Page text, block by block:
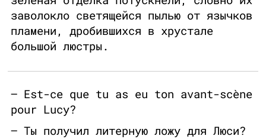
заволокло светящейся пылью от язычков
пламени, дробившихся в хрустале
большой люстры.
— Est-ce que tu as eu ton avant-scène
pour Lucy?
— Ты получил литерную ложу для Люси?